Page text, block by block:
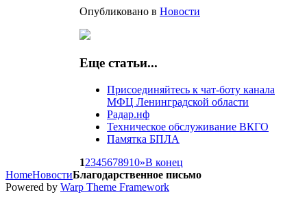
Опубликовано в Новости
Еще статьи...
Присоединяйтесь к чат-боту канала
МФЦ Ленинградской области
Радар.нф
Техническое обслуживание ВКГО
Памятка БПЛА
12345678910»В конец
HomeНовостиБлагодарственное письмо
Powered by Warp Theme Framework